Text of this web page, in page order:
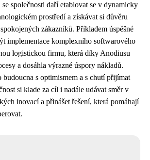
společnosti daří etablovat se v dynamicky
prostředí a získávat si důvěru
zákazníků. Příkladem úspěšné
implementace komplexního softwarového
logistickou firmu, která díky Anodiusu
a dosáhla výrazné úspory nákladů.
budoucna s optimismem a s chutí přijímat
si klade za cíl i nadále udávat směr v
inovací a přinášet řešení, která pomáhají